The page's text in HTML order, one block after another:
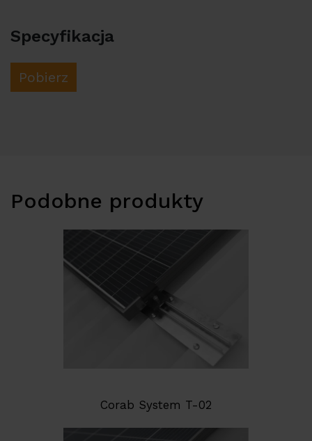
Specyfikacja
Pobierz
Podobne produkty
Corab System T-02